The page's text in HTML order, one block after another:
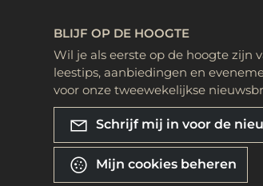
BLIJF OP DE HOOGTE
Wil je als eerste op de hoogte zijn
leestips, aanbiedingen en
voor onze tweewekelijkse
Schrijf mij in voor de
Mijn cookies beheren